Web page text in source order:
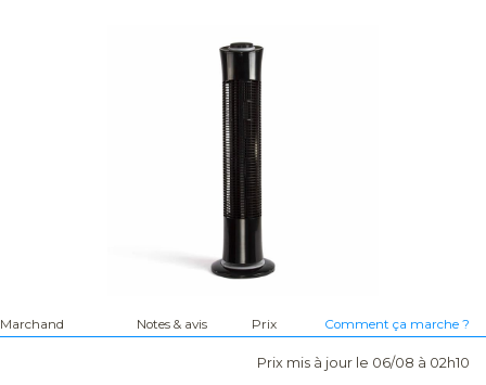
Marchand Notes & avis Prix Comment ça marche ?
Prix mis à jour le 06/08 à 02h10